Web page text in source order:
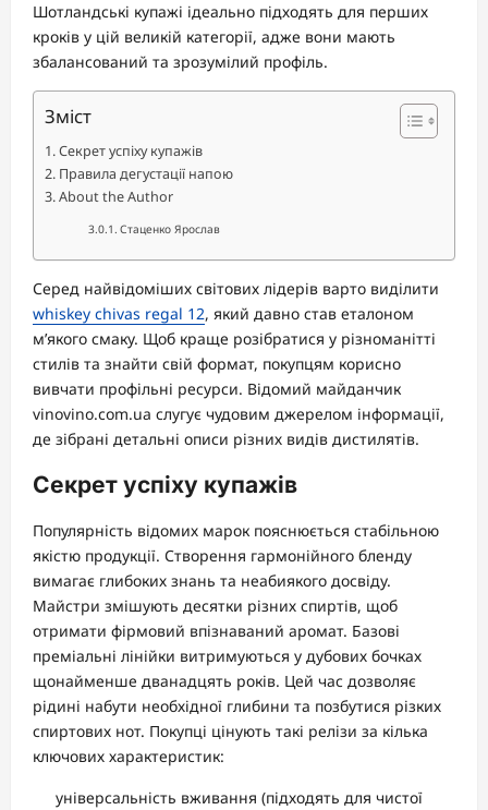
Шотландські купажі ідеально підходять для перших
кроків у цій великій категорії, адже вони мають
збалансований та зрозумілий профіль.
Зміст
Секрет успіху купажів
Правила дегустації напою
About the Author
Стаценко Ярослав
Серед найвідоміших світових лідерів варто виділити
whiskey chivas regal 12, який давно став еталоном
м’якого смаку. Щоб краще розібратися у різноманітті
стилів та знайти свій формат, покупцям корисно
вивчати профільні ресурси. Відомий майданчик
vinovino.com.ua слугує чудовим джерелом інформації,
де зібрані детальні описи різних видів дистилятів.
Секрет успіху купажів
Популярність відомих марок пояснюється стабільною
якістю продукції. Створення гармонійного бленду
вимагає глибоких знань та неабиякого досвіду.
Майстри змішують десятки різних спиртів, щоб
отримати фірмовий впізнаваний аромат. Базові
преміальні лінійки витримуються у дубових бочках
щонайменше дванадцять років. Цей час дозволяє
рідині набути необхідної глибини та позбутися різких
спиртових нот. Покупці цінують такі релізи за кілька
ключових характеристик:
універсальність вживання (підходять для чистої